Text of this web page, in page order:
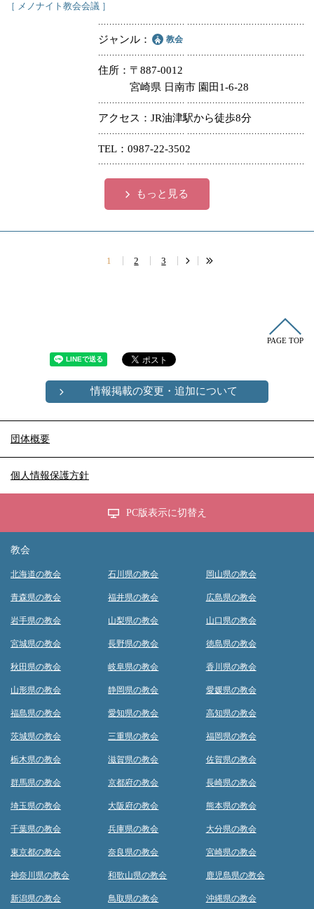
［ メノナイト教会会議 ］
ジャンル 教会
住所
〒887-0012
宮崎県 日南市 園田1-6-28
アクセス JR油津駅から徒歩8分
TEL 0987-22-3502
もっと見る
1 2 3
PAGE TOP
情報掲載の変更・追加について
団体概要
個人情報保護方針
PC版表示に切替え
教会
北海道の教会
青森県の教会
岩手県の教会
宮城県の教会
秋田県の教会
山形県の教会
福島県の教会
茨城県の教会
栃木県の教会
群馬県の教会
埼玉県の教会
千葉県の教会
東京都の教会
神奈川県の教会
新潟県の教会
石川県の教会
福井県の教会
山梨県の教会
長野県の教会
岐阜県の教会
静岡県の教会
愛知県の教会
三重県の教会
滋賀県の教会
京都府の教会
大阪府の教会
兵庫県の教会
奈良県の教会
和歌山県の教会
鳥取県の教会
岡山県の教会
広島県の教会
山口県の教会
徳島県の教会
香川県の教会
愛媛県の教会
高知県の教会
福岡県の教会
佐賀県の教会
長崎県の教会
熊本県の教会
大分県の教会
宮崎県の教会
鹿児島県の教会
沖縄県の教会